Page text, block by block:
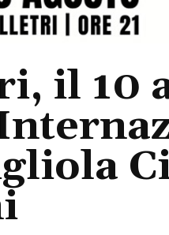
il 10